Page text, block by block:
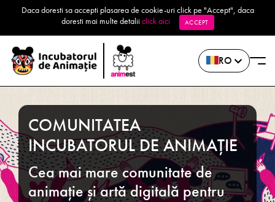
Daca doresti sa accepti plasarea de cookie-uri click pe "Accept", daca
doresti mai multe detalii click aici ACCEPT
RO
COMUNITATEA
INCUBATORUL DE ANIMAȚIE
Cea mai mare comunitate de
animație și artă digitală pentru